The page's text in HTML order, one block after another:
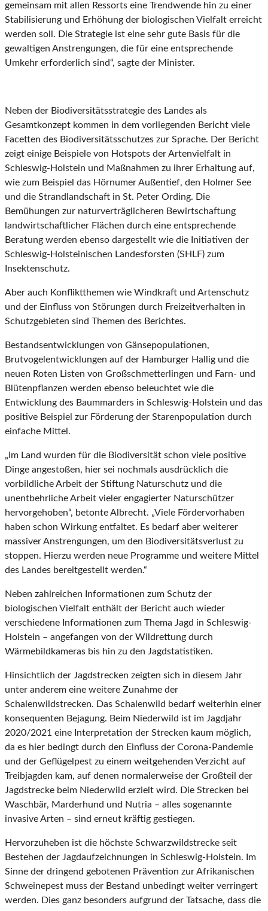
gemeinsam mit allen Ressorts eine Trendwende hin zu einer
Stabilisierung und Erhöhung der biologischen Vielfalt erreicht
werden soll. Die Strategie ist eine sehr gute Basis für die
gewaltigen Anstrengungen, die für eine entsprechende
Umkehr erforderlich sind“, sagte der Minister.
Neben der Biodiversitätsstrategie des Landes als
Gesamtkonzept kommen in dem vorliegenden Bericht viele
Facetten des Biodiversitätsschutzes zur Sprache. Der Bericht
zeigt einige Beispiele von Hotspots der Artenvielfalt in
Schleswig-Holstein und Maßnahmen zu ihrer Erhaltung auf,
wie zum Beispiel das Hörnumer Außentief, den Holmer See
und die Strandlandschaft in St. Peter Ording. Die
Bemühungen zur naturverträglicheren Bewirtschaftung
landwirtschaftlicher Flächen durch eine entsprechende
Beratung werden ebenso dargestellt wie die Initiativen der
Schleswig-Holsteinischen Landesforsten (SHLF) zum
Insektenschutz.
Aber auch Konfliktthemen wie Windkraft und Artenschutz
und der Einfluss von Störungen durch Freizeitverhalten in
Schutzgebieten sind Themen des Berichtes.
Bestandsentwicklungen von Gänsepopulationen,
Brutvogelentwicklungen auf der Hamburger Hallig und die
neuen Roten Listen von Großschmetterlingen und Farn- und
Blütenpflanzen werden ebenso beleuchtet wie die
Entwicklung des Baummarders in Schleswig-Holstein und das
positive Beispiel zur Förderung der Starenpopulation durch
einfache Mittel.
„Im Land wurden für die Biodiversität schon viele positive
Dinge angestoßen, hier sei nochmals ausdrücklich die
vorbildliche Arbeit der Stiftung Naturschutz und die
unentbehrliche Arbeit vieler engagierter Naturschützer
hervorgehoben“, betonte Albrecht. „Viele Fördervorhaben
haben schon Wirkung entfaltet. Es bedarf aber weiterer
massiver Anstrengungen, um den Biodiversitätsverlust zu
stoppen. Hierzu werden neue Programme und weitere Mittel
des Landes bereitgestellt werden.“
Neben zahlreichen Informationen zum Schutz der
biologischen Vielfalt enthält der Bericht auch wieder
verschiedene Informationen zum Thema Jagd in Schleswig-
Holstein – angefangen von der Wildrettung durch
Wärmebildkameras bis hin zu den Jagdstatistiken.
Hinsichtlich der Jagdstrecken zeigten sich in diesem Jahr
unter anderem eine weitere Zunahme der
Schalenwildstrecken. Das Schalenwild bedarf weiterhin einer
konsequenten Bejagung. Beim Niederwild ist im Jagdjahr
2020/2021 eine Interpretation der Strecken kaum möglich,
da es hier bedingt durch den Einfluss der Corona-Pandemie
und der Geflügelpest zu einem weitgehenden Verzicht auf
Treibjagden kam, auf denen normalerweise der Großteil der
Jagdstrecke beim Niederwild erzielt wird. Die Strecken bei
Waschbär, Marderhund und Nutria – alles sogenannte
invasive Arten – sind erneut kräftig gestiegen.
Hervorzuheben ist die höchste Schwarzwildstrecke seit
Bestehen der Jagdaufzeichnungen in Schleswig-Holstein. Im
Sinne der dringend gebotenen Prävention zur Afrikanischen
Schweinepest muss der Bestand unbedingt weiter verringert
werden. Dies ganz besonders aufgrund der Tatsache, dass die